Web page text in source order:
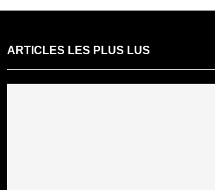
ARTICLES LES PLUS LUS